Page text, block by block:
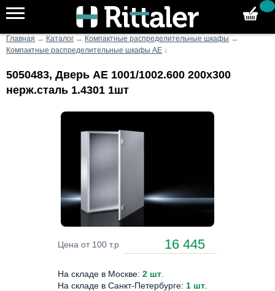
Главная → Каталог → Компактные распределительные шкафы →
Компактные распределительные шкафы AE ↓
5050483, Дверь AE 1001/1002.600 200x300
нерж.сталь 1.4301 1шт
Цена от 100 т.р 16 445
На складе в Москве: 2 шт
На складе в Санкт-Петербурге: 1 шт